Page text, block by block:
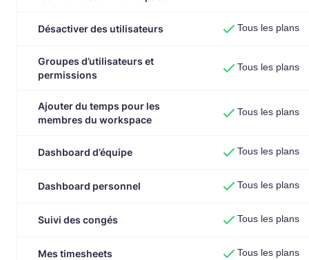
Désactiver des utilisateurs Tous les plans
Groupes d’utilisateurs et
permissions
Tous les plans
Ajouter du temps pour les
membres du workspace
Tous les plans
Dashboard d’équipe Tous les plans
Dashboard personnel Tous les plans
Suivi des congés Tous les plans
Mes timesheets Tous les plans